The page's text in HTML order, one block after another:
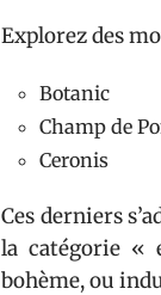
Explorez des
Botanic
Champ de
Ceronis
Ces derniers
la catégorie «
bohème, ou